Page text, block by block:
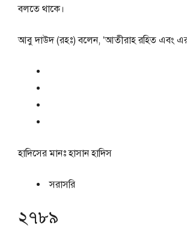
বলতে থাকে।
আবু দাউদ (রহঃ) বলেন, ‘আতীরাহ রহিত এবং
হাদিসের মানঃহাসান হাদিস
সরাসরি
২৭৮৯